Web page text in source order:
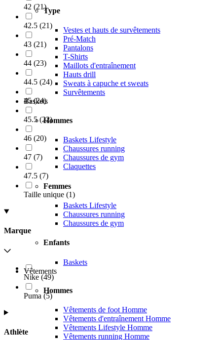
Type
Vestes et hauts de survêtements
Pré-Match
Pantalons
T-Shirts
Maillots d'entraînement
Hauts drill
Sweats à capuche et sweats
Survêtements
Baskets
Hommes
Baskets Lifestyle
Chaussures running
Chaussures de gym
Claquettes
Femmes
Baskets Lifestyle
Chaussures running
Chaussures de gym
Enfants
Baskets
Vêtements
Hommes
Vêtements de foot Homme
Vêtements d'entraînement Homme
Vêtements Lifestyle Homme
Vêtements running Homme
42 (21)
42.5 (21)
43 (21)
44 (23)
44.5 (24)
45 (24)
45.5 (22)
46 (20)
47 (7)
47.5 (7)
Taille unique (1)
Marque
Nike (49)
Puma (5)
Athlète